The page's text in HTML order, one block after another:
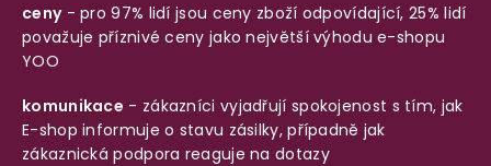
ceny- pro 97% lidí jsou ceny zboží odpovídající, 25% lidí
považuje příznivé ceny jako největší výhodu e-shopu
YOO
komunikace - zákazníci vyjadřují spokojenost s tím, jak
E-shop informuje o stavu zásilky, případně jak
zákaznická podpora reaguje na dotazy